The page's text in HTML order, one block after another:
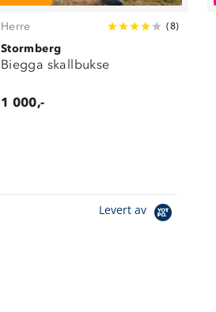
Herre (8)
Stormberg
Biegga skallbukse
1 000,-
Levert av